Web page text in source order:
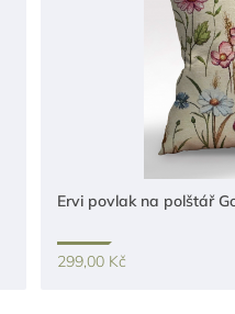
Ervi povlak na polštář
299,00 Kč